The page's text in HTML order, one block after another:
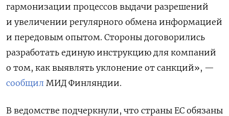
гармонизации процессов выдачи разрешений
и увеличении регулярного обмена информацией
и передовым опытом. Стороны договорились
разработать единую инструкцию для компаний
о том, как выявлять уклонение от санкций», —
сообщил МИД Финляндии.
В ведомстве подчеркнули, что страны ЕС обязаны